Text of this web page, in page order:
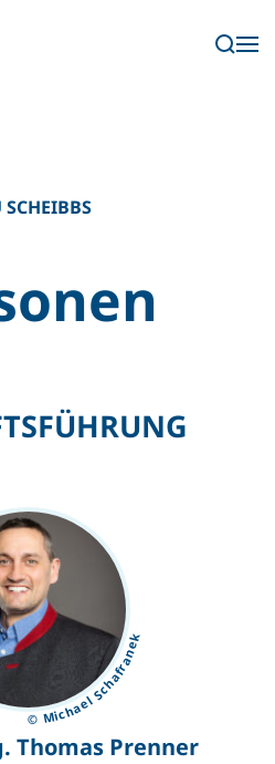
SCHEIBBS
© Michael Schafranek
Thomas Prenner